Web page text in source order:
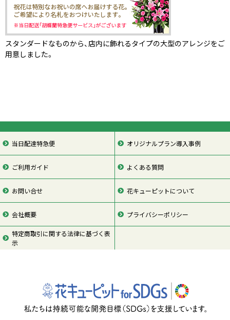
スタンダードなものから、店内に飾れるタイプの大型のアレンジをご
用意しました。
当日配達特急便 オリジナルプラン導入事例
ご利用ガイド よくある質問
お問い合せ 花キューピットについて
会社概要 プライバシーポリシー
特定商取引に関する法律に基づく表
示
ページの先頭